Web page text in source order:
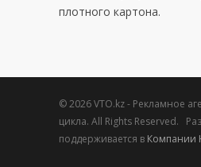
плотного картона.
© 2026 VTO.kz - Рекламное
цикла. All Rights Reserved.
поддерживается в Компании